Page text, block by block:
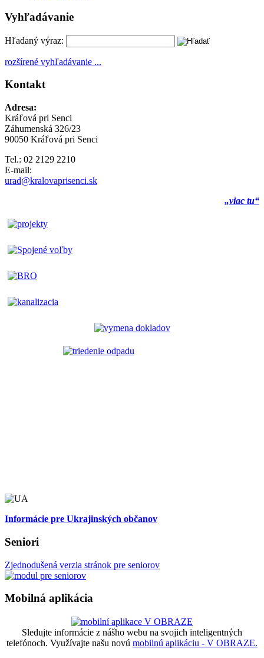
Vyhľadávanie
Hľadaný výraz:
rozšírené vyhľadávanie ...
Kontakt
Adresa:
Kráľová pri Senci
Záhumenská 326/23
90050 Kráľová pri Senci
Tel.: 02 2129 2210
E-mail:
urad@kralovaprisenci.sk
„viac tu“
Informácie pre Ukrajinských občanov
Seniori
Zjednodušená verzia stránok pre seniorov
Mobilná aplikácia
Sledujte informácie z nášho webu na svojich inteligentných
telefónoch. Využívajte našu novú mobilnú aplikáciu - V OBRAZE.